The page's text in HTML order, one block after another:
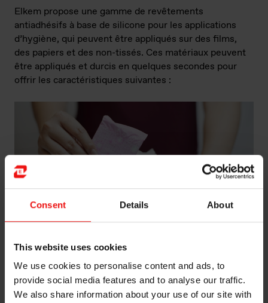
Consent Details About
This website uses cookies
We use cookies to personalise content and ads, to
provide social media features and to analyse our traffic.
We also share information about your use of our site with
Elkem propose une gamme de revêtements
antiadhésifs à base de silicone pour les applications
d’hygiène, qui peuvent être appliqués sur des films,
des papiers et des non-tissés. Ces matériaux peuvent
être appliqués et durcis en quelques secondes pour
offrir les caractéristiques suivantes :
Les revêtements en silicone aident à garantir une utilisation
silencieuse des serviettes hygiéniques et autres produits